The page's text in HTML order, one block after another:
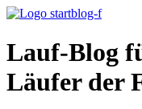
Lauf-Blog
Läufer der